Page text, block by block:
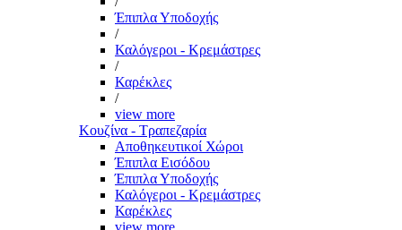
Έπιπλα Υποδοχής
/
Καλόγεροι - Κρεμάστρες
/
Καρέκλες
/
view more
Κουζίνα - Τραπεζαρία
Αποθηκευτικοί Χώροι
Έπιπλα Εισόδου
Έπιπλα Υποδοχής
Καλόγεροι - Κρεμάστρες
Καρέκλες
view more